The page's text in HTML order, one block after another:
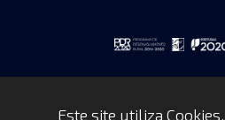
Este site utiliza